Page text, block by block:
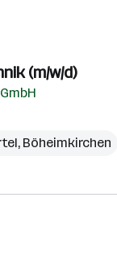
(m/w/d)
, Böheimkirchen